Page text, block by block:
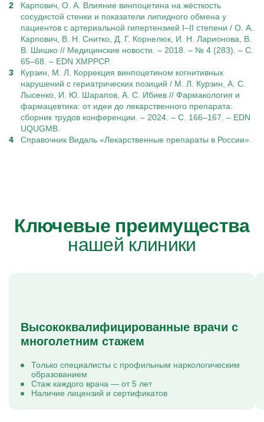
Карпович, О. А. Влияние винпоцетина на жёсткость
сосудистой стенки и показатели липидного обмена у
пациентов с артериальной гипертензией I–II степени / О. А.
Карпович, В. Н. Снитко, Д. Г. Корнелюк, И. Н. Ларионова, В.
В. Шишко // Медицинские новости. – 2018. – № 4 (283). – С.
65–68. – EDN XMPPCP.
Курзин, М. Л. Коррекция винпоцетином когнитивных
нарушений с гериатрических позиций / М. Л. Курзин, А. С.
Лысенко, И. Ю. Шарапов, А. С. Ибиев // Фармакология и
фармацевтика: от идеи до лекарственного препарата:
сборник трудов конференции. – 2024. – С. 166–167. – EDN
UQUGMB.
Справочник Видаль «Лекарственные препараты в России».
Ключевые преимущества
нашей клиники
Высококвалифицированные врачи с
многолетним стажем
Только специалисты с профильным наркологическим
образованием
Стаж каждого врача — от 5 лет
Наличие лицензий и сертификатов